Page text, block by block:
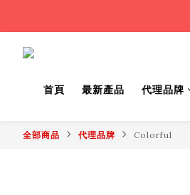
首頁 最新產品 代理品牌
全部商品 代理品牌 Colorful